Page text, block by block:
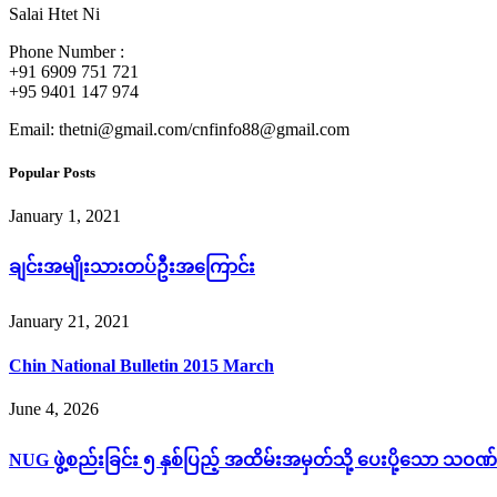
Salai Htet Ni
Phone Number :
+91 6909 751 721
+95 9401 147 974
Email: thetni@gmail.com/cnfinfo88@gmail.com
Popular Posts
January 1, 2021
ချင်းအမျိုးသားတပ်ဦးအကြောင်း
January 21, 2021
Chin National Bulletin 2015 March
June 4, 2026
NUG ဖွဲ့စည်းခြင်း ၅ နှစ်ပြည့် အထိမ်းအမှတ်သို့ ပေးပို့သော သဝ